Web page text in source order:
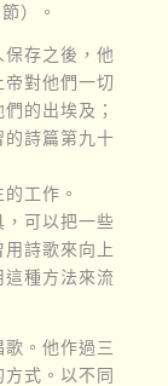
）。
存之後，他
對他們一切
的出埃及；
詩篇第九十
工作。
可以把一些
詩歌來向上
種方法來流
。他作過三
式。以不同